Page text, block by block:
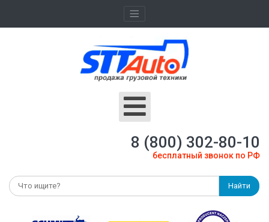
8 (800) 302-80-10
бесплатный звонок по РФ
Найти